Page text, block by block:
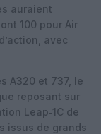
auraient
100 pour Air
avec
A320 et 737, le
reposant sur
Leap‑1C de
issus de grands